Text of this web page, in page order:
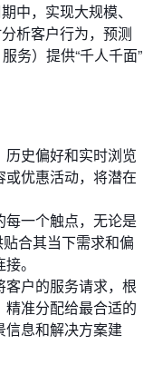
中，实现大规模、
析客户行为，预测
务）提供“千人千面”
历史偏好和实时浏览
优惠活动，将潜在
每一个触点，无论是
合其当下需求和偏
。
客户的服务请求，根
准分配给最合适的
信息和解决方案建